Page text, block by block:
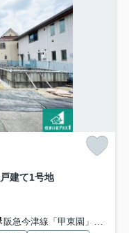
建て1号地
阪急今津線「甲東園」駅 徒歩25分